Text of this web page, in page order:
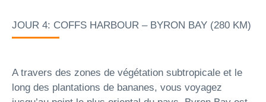
JOUR 4: COFFS HARBOUR – BYRON BAY (280 KM)
A travers des zones de végétation subtropicale et le
long des plantations de bananes, vous voyagez